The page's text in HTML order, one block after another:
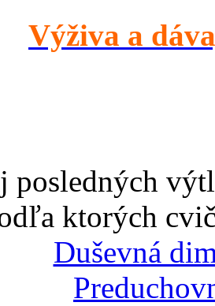
Výživa a
posledných
ktorých
Duševná